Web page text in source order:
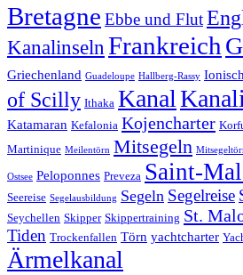
Bretagne Ebbe und Flut
KanalinselnFrankreich
Griechenland Guadeloupe Hallberg-Rassy
of Scilly Ithaka Kanal
Katamaran Kefalonia Kojencharter
Martinique Meilentörn Mitsegeln
Ostsee Peloponnes Preveza Saint-
Seereise Segelausbildung Segeln Segelreise
Seychellen Skipper Skippertraining St.
Tiden Trockenfallen Törn yachtcharter
Ärmelkanal